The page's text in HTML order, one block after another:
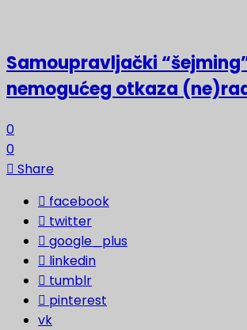
Samoupravljački
nemogućeg otkaza
0
0
Share
facebook
twitter
google_plus
linkedin
tumblr
pinterest
vk